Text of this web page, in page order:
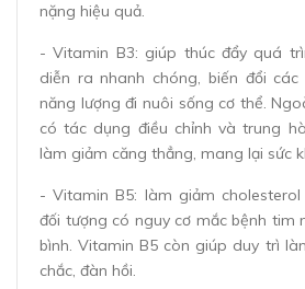
nặng hiệu quả.
- Vitamin B3: giúp thúc đẩy quá
diễn ra nhanh chóng, biến đổi
năng lượng đi nuôi sống cơ thể.
có tác dụng điều chỉnh và trung
làm giảm căng thẳng, mang lại sức
- Vitamin B5: làm giảm
đối tượng có nguy cơ mắc bệnh tim
bình. Vitamin B5 còn giúp duy trì
chắc, đàn hồi.